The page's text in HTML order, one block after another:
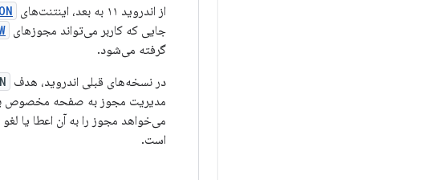
از اندروید ۱۱ به بعد، اینتنت‌های
جایی که کاربر می‌تواند مجوزهای
گرفته می‌شود.
در نسخه‌های قبلی اندروید، هدف
می‌خواهد مجوز را به آن اعطا یا
است.